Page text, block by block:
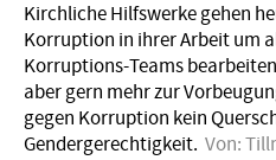
Kirchliche Hilfswerke gehen
Korruption in ihrer Arbeit um
Korruptions-Teams
aber gern mehr zur
gegen Korruption kein
Gendergerechtigkeit. Von: